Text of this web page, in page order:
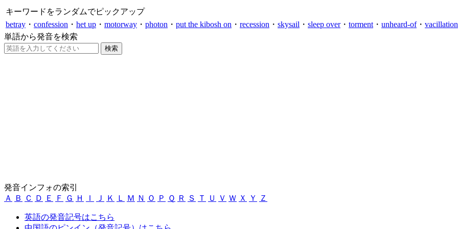
キーワードをランダムでピックアップ
betray ・ confession ・ het up ・ motorway ・ photon ・ put the kibosh on ・ recession ・ skysail ・ sleep over・ torment ・ unheard-of・ vacillation
単語から発音を検索
発音インフォの索引
Ａ
Ｂ Ｃ Ｄ Ｅ Ｆ Ｇ Ｈ Ｉ Ｊ Ｋ Ｌ Ｍ Ｎ Ｏ Ｐ Ｑ Ｒ Ｓ Ｔ Ｕ Ｖ Ｗ Ｘ Ｙ Ｚ
英語の発音記号はこちら